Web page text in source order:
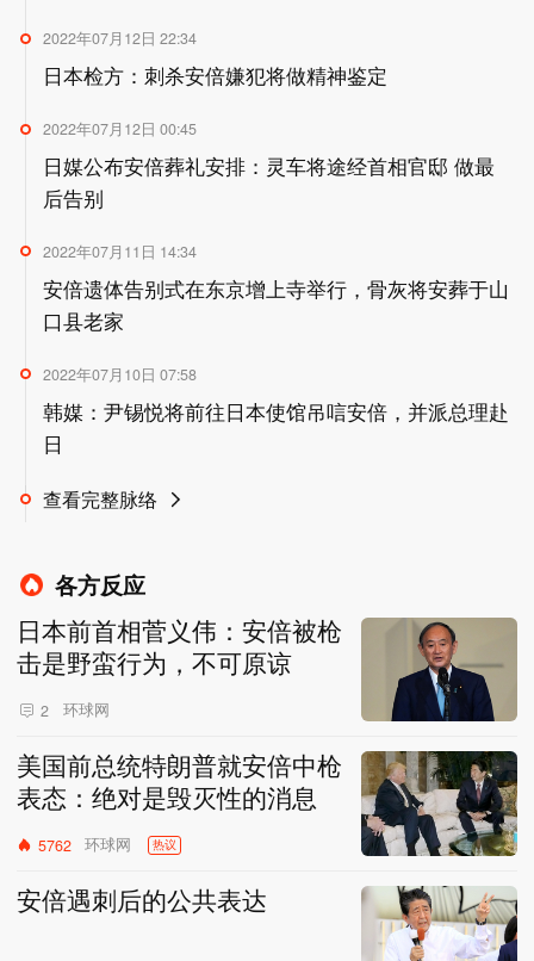
2022年07月12日 22:34
日本检方：刺杀安倍嫌犯将做精神鉴定
2022年07月12日 00:45
日媒公布安倍葬礼安排：灵车将途经首相官邸 做最
后告别
2022年07月11日 14:34
安倍遗体告别式在东京增上寺举行，骨灰将安葬于山
口县老家
2022年07月10日 07:58
韩媒：尹锡悦将前往日本使馆吊唁安倍，并派总理赴
日
查看完整脉络
各方反应
日本前首相菅义伟：安倍被枪
击是野蛮行为，不可原谅
2 环球网
美国前总统特朗普就安倍中枪
表态：绝对是毁灭性的消息
5762 环球网 热议
安倍遇刺后的公共表达